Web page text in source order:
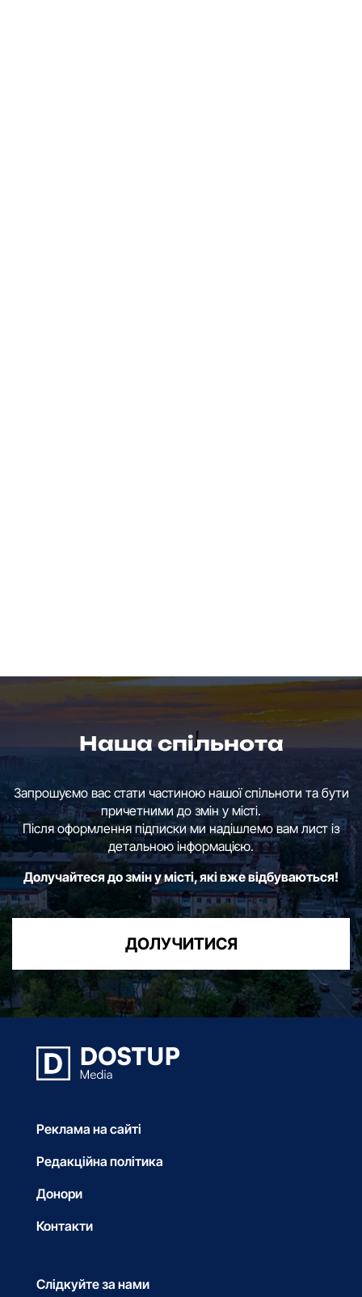
Наша спільнота
Запрошуємо вас стати частиною нашої спільноти та бути
причетними до змін у місті.
Після оформлення підписки ми надішлемо вам лист із
детальною інформацією.
Долучайтеся до змін у місті, які вже відбуваються!
ДОЛУЧИТИСЯ
Реклама на сайті
Редакційна політика
Донори
Контакти
Слідкуйте за нами